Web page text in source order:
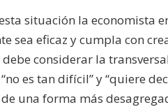
situación la economista
sea eficaz y cumpla con
considerar la
es tan difícil” y “quiere
una forma más